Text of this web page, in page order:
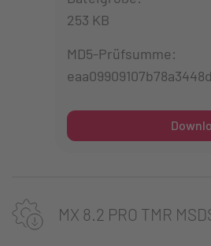
253 KB
MD5-Prüfsumme:
MX 8.2 PRO TMR